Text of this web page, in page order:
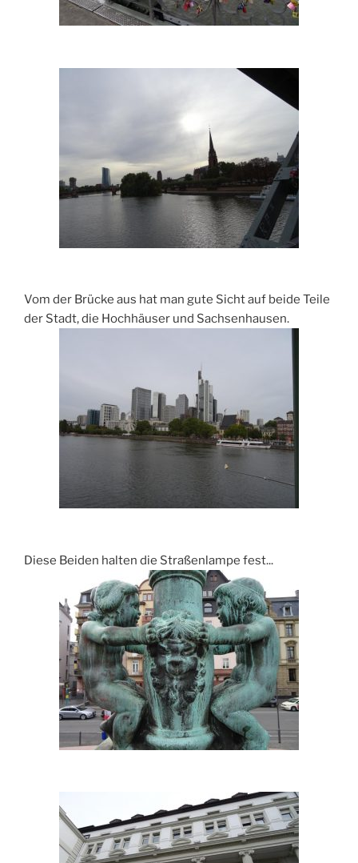
Vom der Brücke aus hat man gute Sicht auf beide Teile
der Stadt, die Hochhäuser und Sachsenhausen.
Diese Beiden halten die Straßenlampe fest...